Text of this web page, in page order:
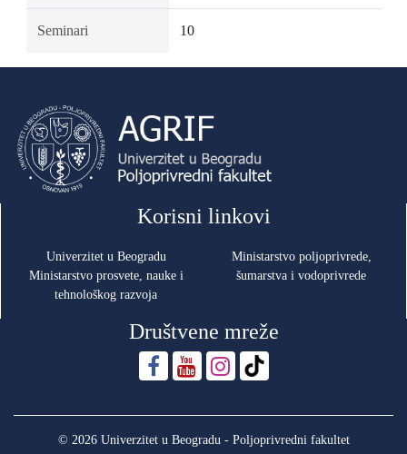
Seminari 10
Korisni linkovi
Univerzitet u Beogradu
Ministarstvo prosvete, nauke i
tehnološkog razvoja
Ministarstvo poljoprivrede,
šumarstva i vodoprivrede
Društvene mreže
© 2026 Univerzitet u Beogradu - Poljoprivredni fakultet